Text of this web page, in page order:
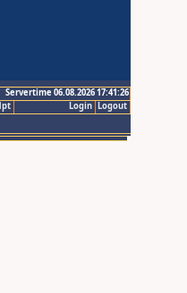
Servertime 06.08.2026 17:41:26
Logout
Login